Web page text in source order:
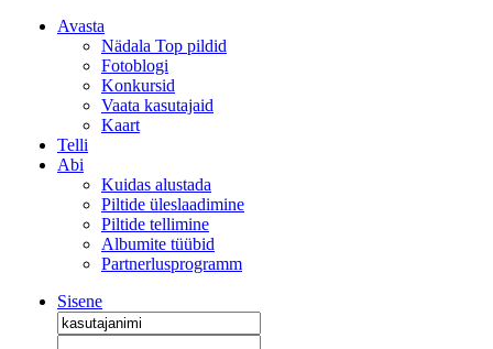
Avasta
Nädala Top pildid
Fotoblogi
Konkursid
Vaata kasutajaid
Kaart
Telli
Abi
Kuidas alustada
Piltide üleslaadimine
Piltide tellimine
Albumite tüübid
Partnerlusprogramm
Sisene